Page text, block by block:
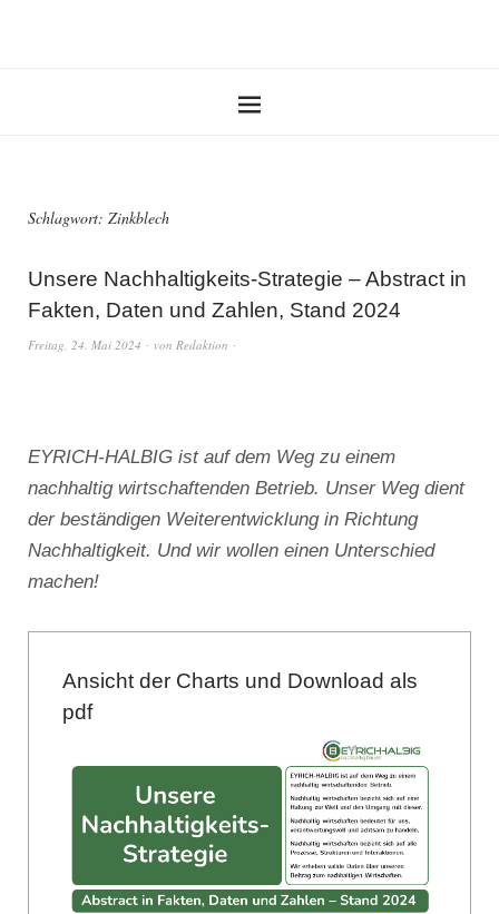
Schlagwort: Zinkblech
Unsere Nachhaltigkeits-Strategie – Abstract in
Fakten, Daten und Zahlen, Stand 2024
Freitag, 24. Mai 2024 von Redaktion
EYRICH-HALBIG ist auf dem Weg zu einem
nachhaltig wirtschaftenden Betrieb. Unser Weg dient
der beständigen Weiterentwicklung in Richtung
Nachhaltigkeit. Und wir wollen einen Unterschied
machen!
Ansicht der Charts und Download als
pdf